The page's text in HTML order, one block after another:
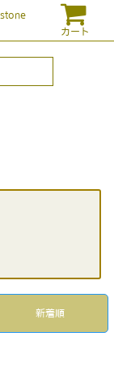
カート
新着順